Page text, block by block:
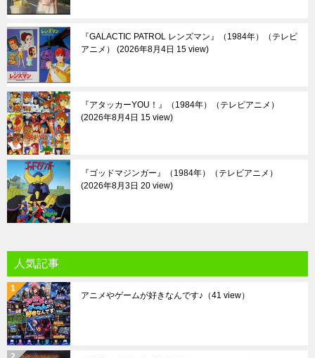
『GALACTIC PATROL レンズマン』（1984年）（テレビ
アニメ）
2026年8月4日 15 view
『アタッカーYOU！』（1984年）（テレビアニメ）
2026年8月4日 15 view
『ゴッドマジンガー』（1984年）（テレビアニメ）
2026年8月3日 20 view
人気記事
アニメやゲームが好きなんです♪ （41 view）